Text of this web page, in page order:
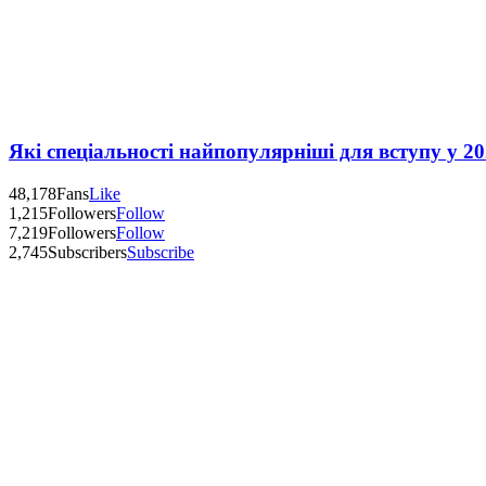
Які спеціальності найпопулярніші для вступу у
48,178FansLike
1,215FollowersFollow
7,219FollowersFollow
2,745SubscribersSubscribe